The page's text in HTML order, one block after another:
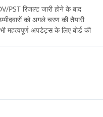
रिजल्ट जारी होने के बाद
को अगले चरण की तैयारी
महत्वपूर्ण अपडेट्स के लिए बोर्ड की